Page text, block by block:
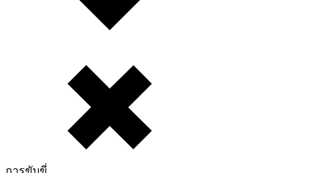
การขับขี่